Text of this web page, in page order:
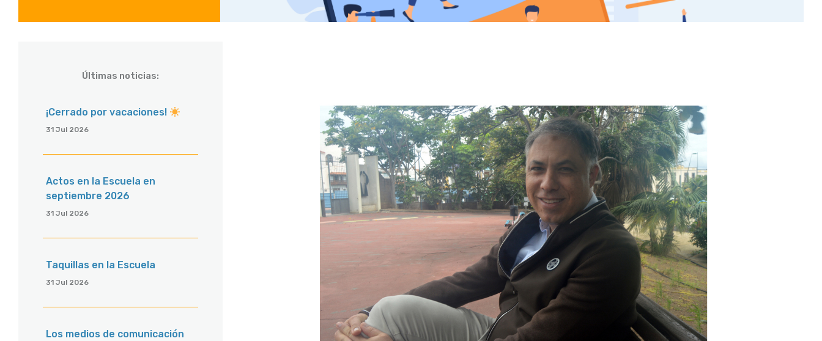
Últimas noticias:
¡Cerrado por vacaciones!
31 Jul 2026
Actos en la Escuela en
septiembre 2026
31 Jul 2026
Taquillas en la Escuela
31 Jul 2026
Los medios de comunicación